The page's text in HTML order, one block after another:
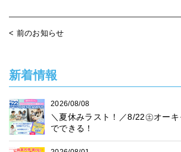
< 前のお知らせ
新着情報
2026/08/08
＼夏休みラスト！／8/22㊏オー
でできる！